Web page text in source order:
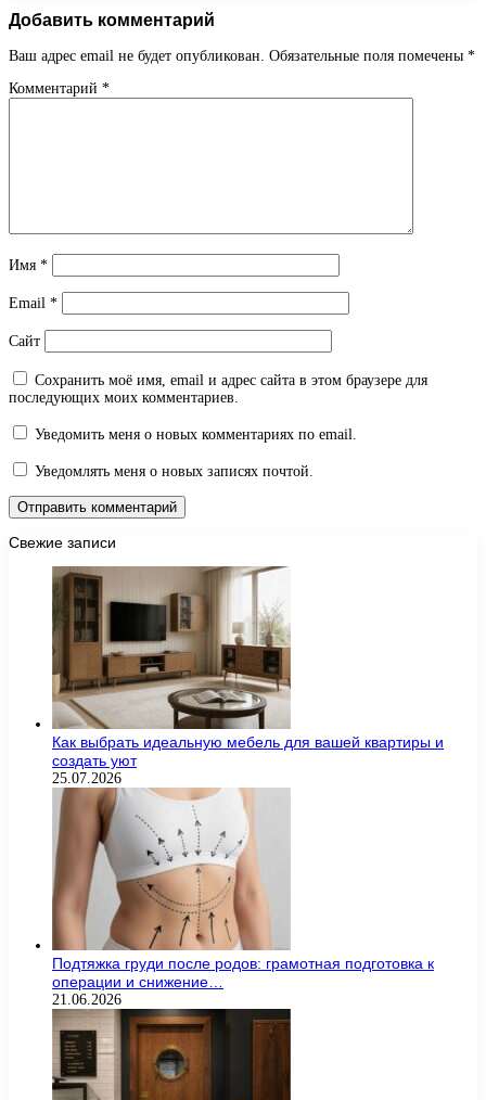
Добавить комментарий
Ваш адрес email не будет опубликован. Обязательные поля помечены *
Комментарий *
Имя *
Email *
Сайт
Сохранить моё имя, email и адрес сайта в этом браузере для
последующих моих комментариев.
Уведомить меня о новых комментариях по email.
Уведомлять меня о новых записях почтой.
Свежие записи
Как выбрать идеальную мебель для вашей квартиры и
создать уют
25.07.2026
Подтяжка груди после родов: грамотная подготовка к
операции и снижение…
21.06.2026